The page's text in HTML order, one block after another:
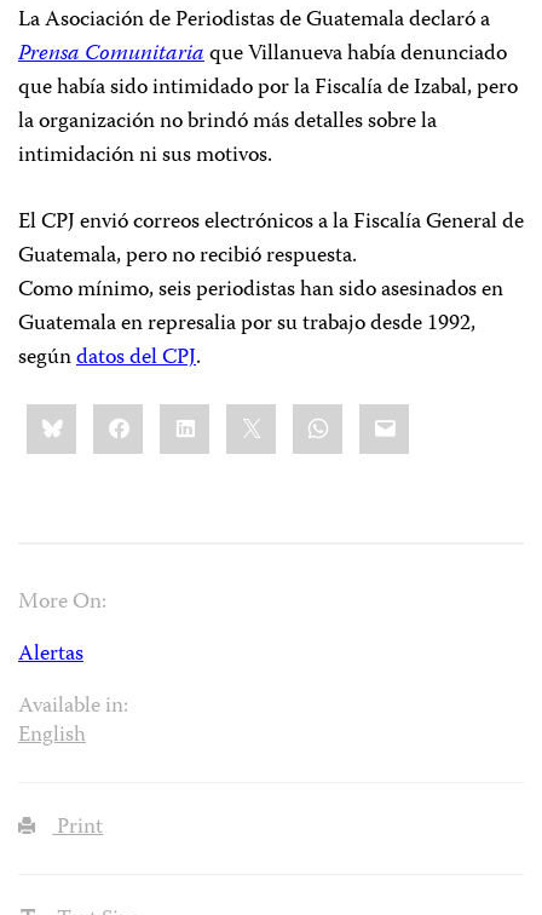
La Asociación de Periodistas de Guatemala declaró a
Prensa Comunitariaque Villanueva había denunciado
que había sido intimidado por la Fiscalía de Izabal, pero
la organización no brindó más detalles sobre la
intimidación ni sus motivos.
El CPJ envió correos electrónicos a la Fiscalía General de
Guatemala, pero no recibió respuesta.
Como mínimo, seis periodistas han sido asesinados en
Guatemala en represalia por su trabajo desde 1992,
segúndatos del CPJ.
Share
this:BlueskyFacebookLinkedIn WhatsApp
Email
More On:
Alertas
Available in:
English
Print